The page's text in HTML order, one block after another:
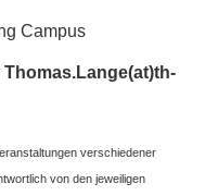
Campus
Thomas.Lange(at)th-
verschiedener
von den jeweiligen